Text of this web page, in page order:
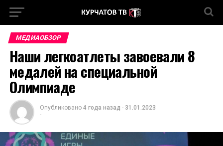
МЕДИАОБЗОР
Наши легкоатлеты завоевали 8
медалей на специальной
Олимпиаде
Опубликовано 4 года назад - 31.01.2023
-